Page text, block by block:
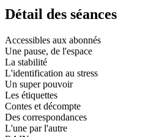
Détail des séances
Accessibles aux abonnés
Une pause, de l'espace
La stabilité
L'identification au stress
Un super pouvoir
Les étiquettes
Contes et décompte
Des correspondances
L'une par l'autre